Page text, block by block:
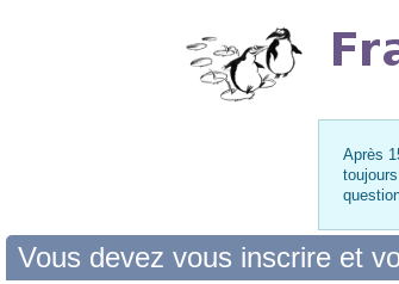
Après
Vous devez vous inscrire et